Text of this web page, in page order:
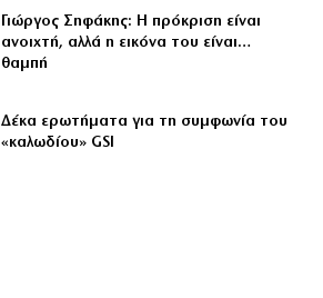
Γιώργος Σηφάκης: Η πρόκριση είναι
ανοιχτή, αλλά η εικόνα του είναι…
θαμπή
Δέκα ερωτήματα για τη συμφωνία του
«καλωδίου» GSI